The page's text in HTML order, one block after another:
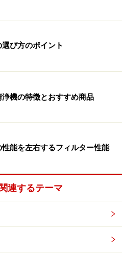
ーズは、その高いデザイン性
筒状の筐体に余計なボタン
クス、操作は天面のボタン
そして誰でも描けそうなほ
で美しいシェイプを構成し
ングは、まさに豊かなスウェ
パイアされたもの。Arctic
肌のようなダークグレー、
うな静かなブルー、Aurora
イトグレー、Archipelago
淡いピンクと、インテリアや
び方のポイント
浄機の特徴とおすすめ商品
能を左右するフィルター性能
連するテーマ